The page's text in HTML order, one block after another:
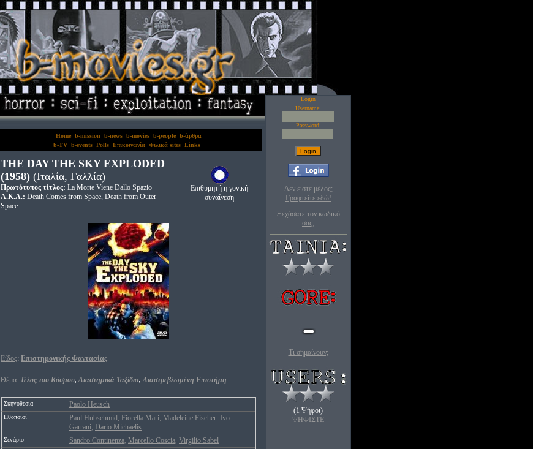
Home b-mission b-news b-movies b-people b-άρθρα
b-TV b-events Polls Επικοινωνία Φιλικά sites Links
THE DAY THE SKY EXPLODED
(1958) (Ιταλία, Γαλλία)
Πρωτότυπος τίτλος: La Morte Viene Dallo Spazio
A.K.A.: Death Comes from Space, Death from Outer
Space
Επιθυμητή η γονική
συναίνεση
Είδος: Επιστημονικής Φαντασίας
Θέμα: Τέλος του Κόσμου,Διαστημικά Ταξίδια,Διαστρεβλωμένη Επιστήμη
Σκηνοθεσία Paolo Heusch
Ηθοποιοί Paul Hubschmid Fiorella Mari Madeleine Fischer
Ivo
Garrani Dario Michaelis
Σενάριο Sandro Continenza Marcello Coscia Virgilio Sabel
Login
Username:
Password:
Δεν είστε μέλος;
Γραφτείτε εδώ!
Ξεχάσατε τον κωδικό
σας;
Τι σημαίνουν;
(1 Ψήφοι)
ΨΗΦΙΣΤΕ